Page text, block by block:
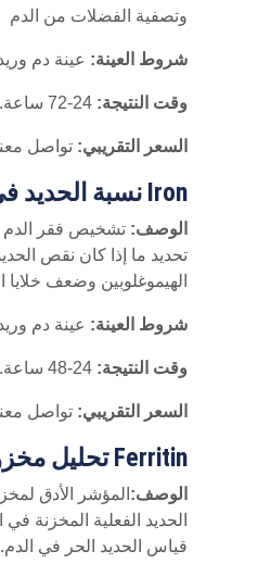
وتصفية الفضلات من الدم
شروط العينة: عينة دم
وقت النتيجة:
السعر التقريبي: تواصل
Iron نسبة الحديد في الدم
الوصف: تشخيص فقر الدم
تحديد ما إذا كان نقص
الهيموغلوبين وضعف خلايا
شروط العينة: عينة دم
وقت النتيجة:
السعر التقريبي: تواصل
Ferritin تحليل مخزون الحديد
الوصف: المؤشر الأدق
الحديد الفعلية المخزنة
قياس الحديد الحر في الدم.